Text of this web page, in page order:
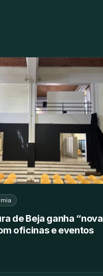
de Beja ganha “nova
oficinas e eventos